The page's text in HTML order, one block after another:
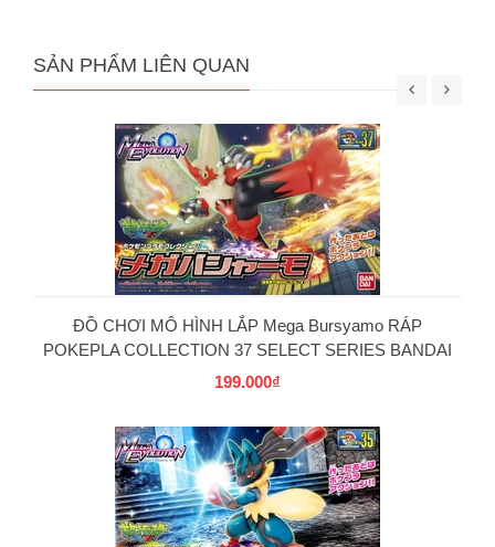
SẢN PHẨM LIÊN QUAN
ĐỒ CHƠI MÔ HÌNH LẮP Mega Bursyamo RÁP
POKEPLA COLLECTION 37 SELECT SERIES BANDAI
199.000₫